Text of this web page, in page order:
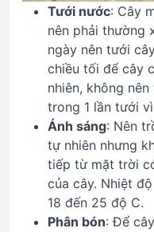
Tưới nước: Cây
nên phải thường
ngày nên tưới
chiều tối để cây
nhiên, không
trong 1 lần tưới
Ánh sáng: Nên
tự nhiên nhưng
tiếp từ mặt trời
của cây. Nhiệt
18 đến 25 độ C.
Phân bón: Để